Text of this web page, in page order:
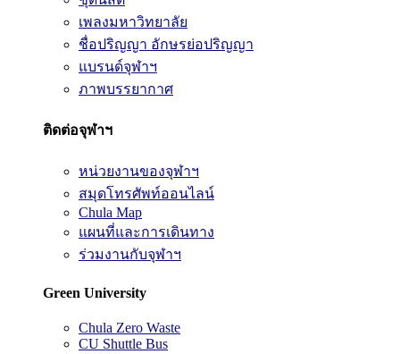
เพลงมหาวิทยาลัย
ชื่อปริญญา อักษรย่อปริญญา
แบรนด์จุฬาฯ
ภาพบรรยากาศ
ติดต่อจุฬาฯ
หน่วยงานของจุฬาฯ
สมุดโทรศัพท์ออนไลน์
Chula Map
แผนที่และการเดินทาง
ร่วมงานกับจุฬาฯ
Green University
Chula Zero Waste
CU Shuttle Bus